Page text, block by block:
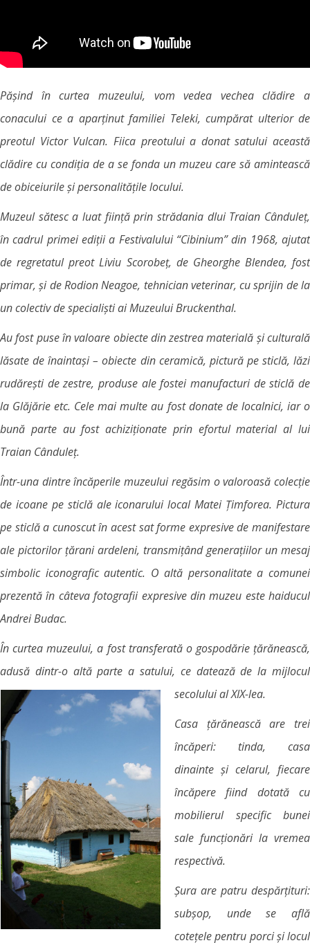
Pășind în curtea muzeului, vom vedea vechea clădire a
conacului ce a aparținut familiei Teleki, cumpărat ulterior de
preotul Victor Vulcan. Fiica preotului a donat satului această
clădire cu condiția de a se fonda un muzeu care să amintească
de obiceiurile și personalitățile locului.
Muzeul sătesc a luat ființă prin strădania dlui Traian Cânduleț,
în cadrul primei ediții a Festivalului “Cibinium” din 1968, ajutat
de regretatul preot Liviu Scorobeț, de Gheorghe Blendea, fost
primar, și de Rodion Neagoe, tehnician veterinar, cu sprijin de la
un colectiv de specialiști ai Muzeului Bruckenthal.
Au fost puse în valoare obiecte din zestrea materială și culturală
lăsate de înaintași – obiecte din ceramică, pictură pe sticlă, lăzi
rudărești de zestre, produse ale fostei manufacturi de sticlă de
la Glăjărie etc. Cele mai multe au fost donate de localnici, iar o
bună parte au fost achiziționate prin efortul material al lui
Traian Cânduleț.
Într-una dintre încăperile muzeului regăsim o valoroasă colecție
de icoane pe sticlă ale iconarului local Matei Țimforea. Pictura
pe sticlă a cunoscut în acest sat forme expresive de manifestare
ale pictorilor țărani ardeleni, transmițând generațiilor un mesaj
simbolic iconografic autentic. O altă personalitate a comunei
prezentă în câteva fotografii expresive din muzeu este haiducul
Andrei Budac.
În curtea muzeului, a fost transferată o gospodărie țărănească,
adusă dintr-o altă parte a satului, ce datează de la mijlocul
secolului al XIX-lea.
Casa țărănească are trei
încăperi: tinda, casa
dinainte și celarul, fiecare
încăpere fiind dotată cu
mobilierul specific bunei
sale funcționări la vremea
respectivă.
Șura are patru despărțituri:
subșop, unde se află
cotețele pentru porci și locul